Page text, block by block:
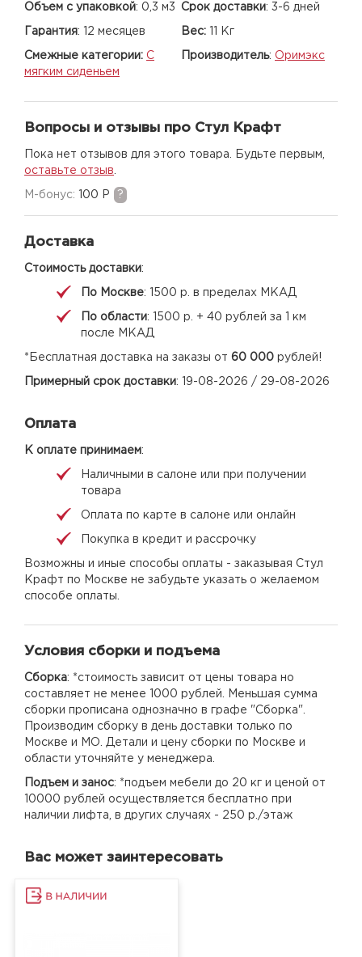
Объем с упаковкой: 0,3 м3 Срок доставки: 3-6 дней
Гарантия: 12 месяцев Вес: 11 Кг
Смежные категории: С
мягким сиденьем
Производитель: Оримэкс
Вопросы и отзывы про Стул Крафт
Пока нет отзывов для этого товара. Будьте первым,
оставьте отзыв
M-бонус: 100 Р ?
Доставка
Стоимость доставки:
По Москве: 1500 р. в пределах МКАД
По области: 1500 р. + 40 рублей за 1 км
после МКАД
*Бесплатная доставка на заказы от 60 000 рублей!
Примерный срок доставки: 19-08-2026 / 29-08-2026
Оплата
К оплате принимаем:
Наличными в салоне или при получении
товара
Оплата по карте в салоне или онлайн
Покупка в кредит и рассрочку
Возможны и иные способы оплаты - заказывая Стул
Крафт по Москве не забудьте указать о желаемом
способе оплаты.
Условия сборки и подъема
Сборка: *стоимость зависит от цены товара но
составляет не менее 1000 рублей. Меньшая сумма
сборки прописана однозначно в графе "Сборка".
Производим сборку в день доставки только по
Москве и МО. Детали и цену сборки по Москве и
области уточняйте у менеджера.
Подъем и занос: *подъем мебели до 20 кг и ценой от
10000 рублей осуществляется бесплатно при
наличии лифта, в других случаях - 250 р./этаж
Вас может заинтересовать